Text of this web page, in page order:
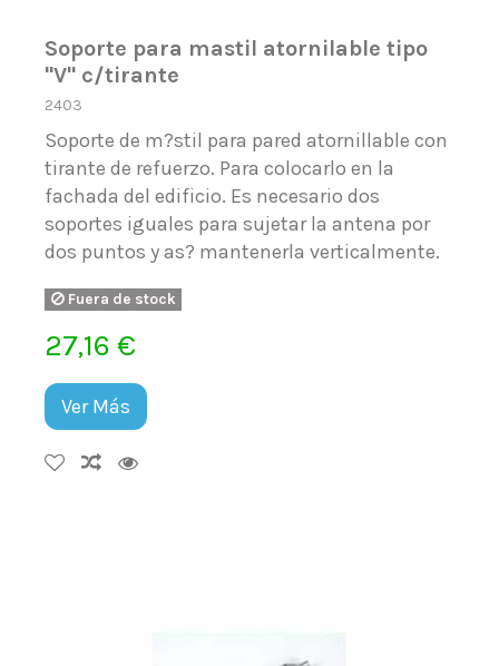
Soporte para mastil atornilable tipo
"V" c/tirante
2403
Soporte de m?stil para pared atornillable con
tirante de refuerzo. Para colocarlo en la
fachada del edificio. Es necesario dos
soportes iguales para sujetar la antena por
dos puntos y as? mantenerla verticalmente.
Fuera de stock
27,16 €
Ver Más